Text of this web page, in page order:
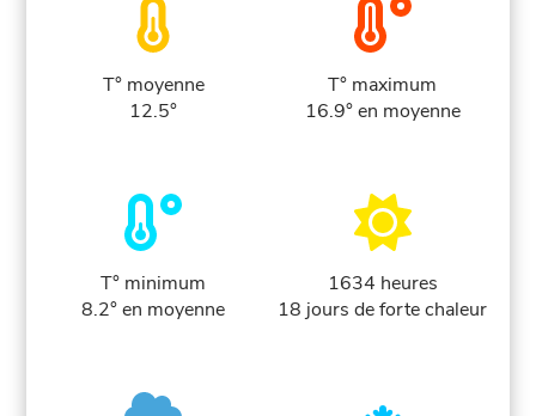
T° moyenne
12.5°
T° maximum
16.9° en moyenne
T° minimum
8.2° en moyenne
1634 heures
18 jours de forte chaleur